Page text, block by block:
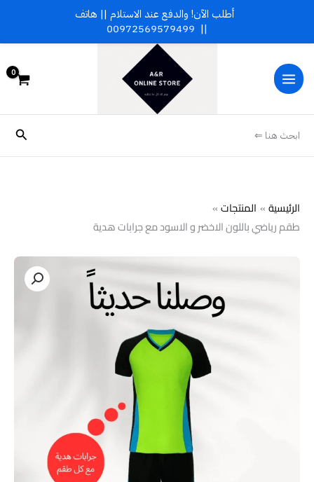
المحتوى
ابحث هنا ⇐
الرئيسية
المنتجات
طقم رياضي باللون الاخضر و الاسود مع جرابات هدية
أطلب الآن! والدفع عند الاستلام || هاتف
||
00972569579499